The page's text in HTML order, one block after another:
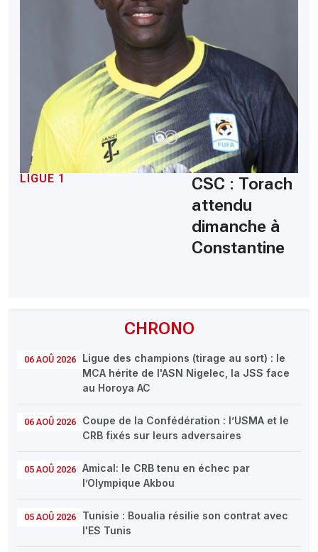
CHRONO
06 AOÛ 2026
Ligue des champions (tirage au sort) : le
MCA hérite de l'ASN Nigelec, la JSS face
au Horoya AC
06 AOÛ 2026
Coupe de la Confédération : l’USMA et le
CRB fixés sur leurs adversaires
05 AOÛ 2026
Amical: le CRB tenu en échec par
l’Olympique Akbou
05 AOÛ 2026
Tunisie : Boualia résilie son contrat avec
l'ES Tunis
LIGUE 1
CSC : Torach
attendu
dimanche à
Constantine